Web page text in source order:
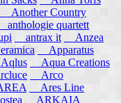
Another Country
anthologie quartett
antrax it
Anzea
Apparatus
Aqua Creations
Arco
Ares Line
ARKAIA